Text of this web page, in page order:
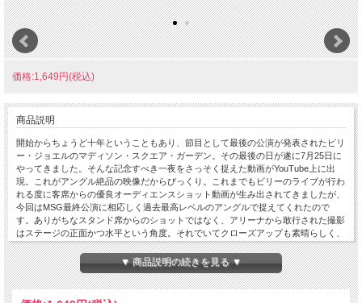
価格:1,649円(税込)
商品説明
開始からちょうど十年ということもあり、節目として最後の公演が発表されたビリ
ー・ジョエルのマディソン・スクエア・ガーデン。その最後の日が遂に7月25日に
やってきました。そんな記念すべき一夜をさっそく捉えた動画がYouTube上に出
現。これがアングル絶品の映像だからびっくり。これまでもビリーのライブが行わ
れる度に客席からの優良オーディエンスショット動画が生み出されてきましたが、
今回はMSG最終公演に相応しく過去最高レベルのアングルで捉えてくれたので
す。ありがちなスタンド席からのショットではなく、アリーナから敢行された撮影
はステージの正面かつ水平という角度。それでいてクローズアップも素晴らしく、
ビリーはもちろん、各バンドメンバーの表情まではっきり伺い知れるという見事な
レベル。最後のMSGショーらしく豪華なゲスト出演も話題を呼んだ一日であり、
もちろん話題を呼んだアクセル・ローズの姿も申し分のないアングルで捉えてくれ
ている。彼が歌ったのは二曲ともにカバーだった訳ですが、どちらもバンドがやり
慣れていたカバーという事でアクセルを余裕たっぷりにバックアップ。特にAC/DC
▼ 商品説明の続きを見る ▼